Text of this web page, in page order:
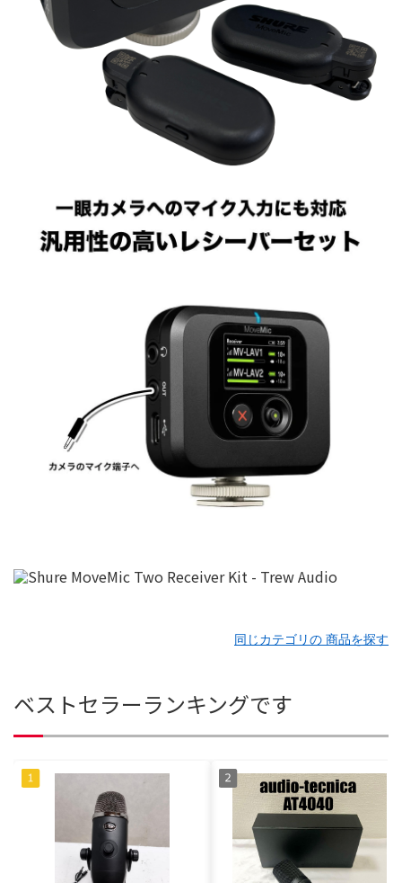
同じカテゴリの 商品を探す
ベストセラーランキングです